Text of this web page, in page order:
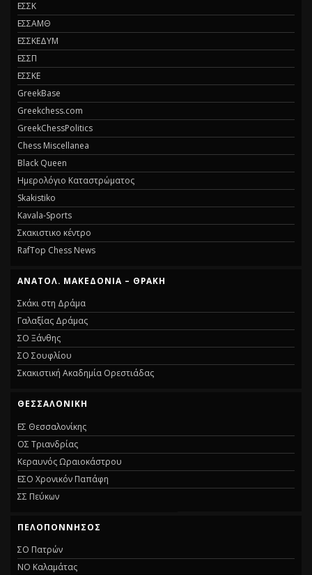
ΕΣΣΚ
ΕΣΣΑΜΘ
ΕΣΣΚΕΔΥΜ
ΕΣΣΠ
ΕΣΣΚΕ
GreekBase
Greekchess.com
GreekChessPolitics
Chess Miscellanea
Black Queen
Ημερολόγιο Καταστρώματος
Skakistiko
Kavala-Sports
Σκακιστικο κέντρο
RafTop Chess News
ΑΝΑΤΟΛ. ΜΑΚΕΔΟΝΊΑ – ΘΡΆΚΗ
Σκάκι στη Δράμα
Γαλαξίας Δράμας
ΣΟ Ξάνθης
ΣΟ Σουφλίου
Σκακιστική Ακαδημία Ορεστιάδας
ΘΕΣΣΑΛΟΝΊΚΗ
ΕΣ Θεσσαλονίκης
ΟΣ Τριανδρίας
Κεραυνός Ωραιοκάστρου
ΕΣΟ Χρονικόν Παπάφη
ΣΣ Πεύκων
ΠΕΛΟΠΌΝΝΗΣΟΣ
ΣΟ Πατρών
ΝΟ Καλαμάτας